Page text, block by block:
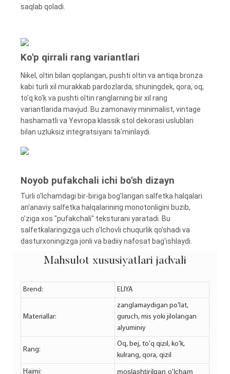
saqlab qoladi.
Ko'p qirrali rang variantlari
Nikel, oltin bilan qoplangan, pushti oltin va antiqa bronza
kabi turli xil murakkab pardozlarda, shuningdek, qora, oq,
to'q ko'k va pushti oltin ranglarning bir xil rang
variantlarida mavjud. Bu zamonaviy minimalist, vintage
hashamatli va Yevropa klassik stol dekorasi uslublari
bilan uzluksiz integratsiyani ta'minlaydi.
Noyob pufakchali ichi bo'sh dizayn
Turli o'lchamdagi bir-biriga bog'langan salfetka halqalari
an'anaviy salfetka halqalarining monotonligini buzib,
o'ziga xos "pufakchali" teksturani yaratadi. Bu
salfetkalaringizga uch o'lchovli chuqurlik qo'shadi va
dasturxoningizga jonli va badiiy nafosat bag'ishlaydi.
Mahsulot xususiyatlari jadvali
Brend: ELIYA
Materiallar:
zanglamaydigan po'lat,
guruch, mis yoki jilolangan
alyuminiy
Rang:
Oq, bej, to'q qizil, ko'k,
kulrang, qora, qizil
Hajmi: moslashtirilgan o'lcham